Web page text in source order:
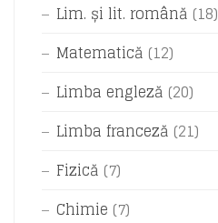
Lim. și lit. română (18)
Matematică (12)
Limba engleză (20)
Limba franceză (21)
Fizică (7)
Chimie (7)